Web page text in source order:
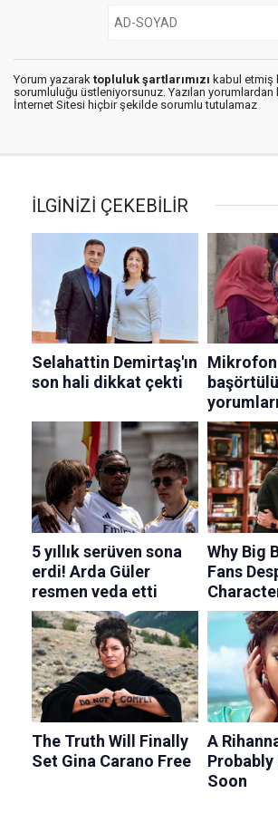
Yorum yazarak topluluk şartlarımızı kabul etmiş
sorumluluğu üstleniyorsunuz. Yazılan
İnternet Sitesi hiçbir şekilde sorumlu tutulamaz